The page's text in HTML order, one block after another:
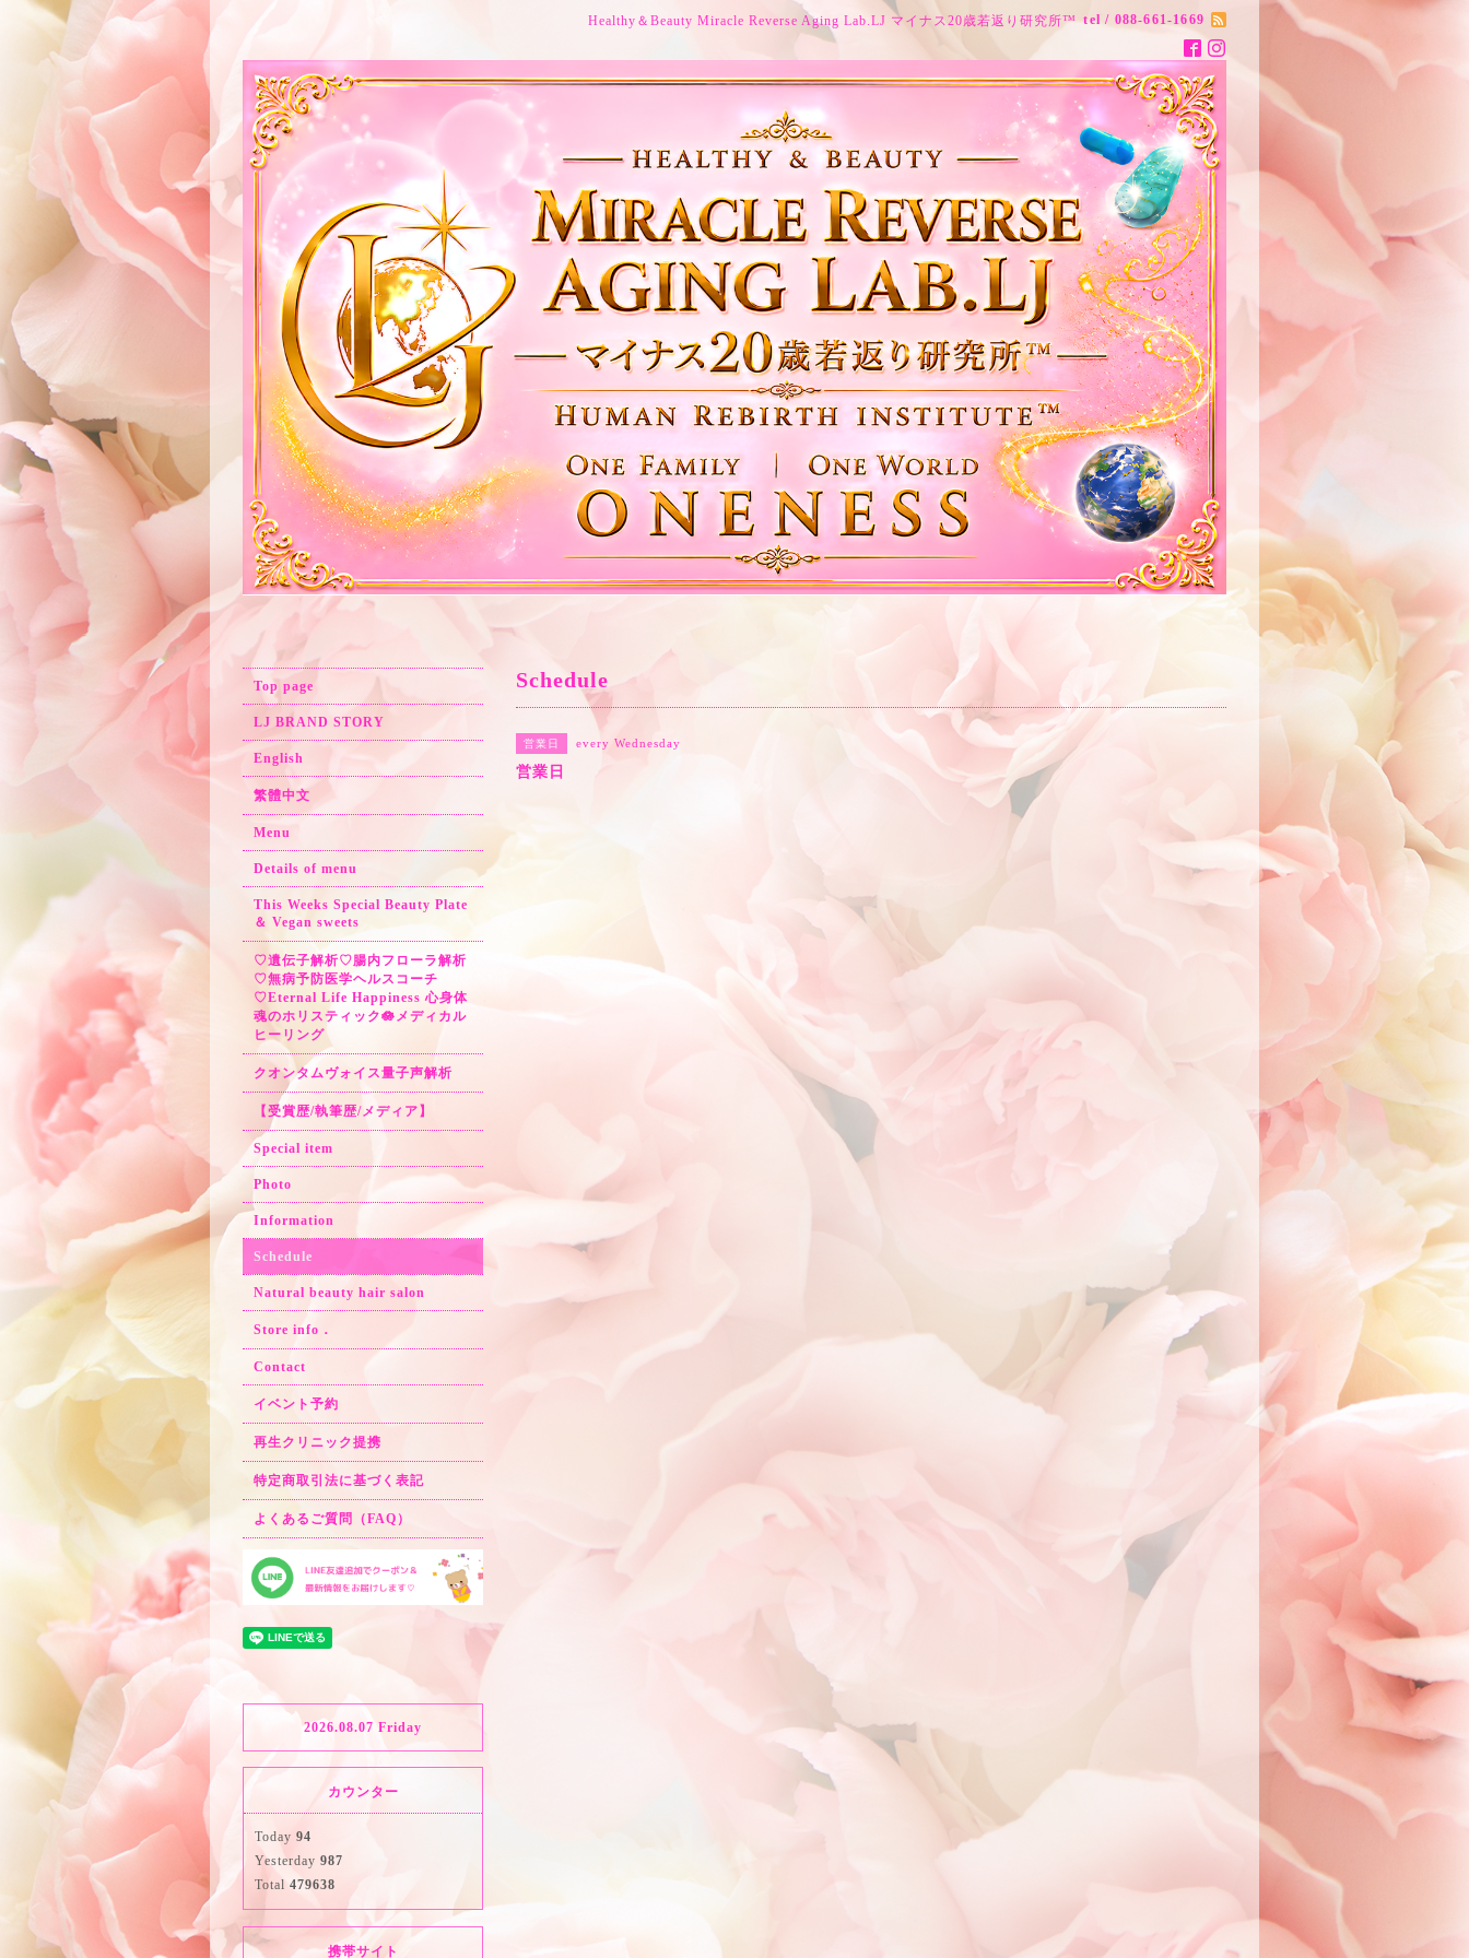
Healthy＆Beauty Miracle Reverse Aging Lab.LJ マイナス20歳若返り研究所™ tel / 088-661-1669
Schedule
営業日 every Wednesday
営業日
Top page
LJ BRAND STORY
English
繁體中文
Menu
Details of menu
This Weeks Special Beauty Plate
＆ Vegan sweets
♡遺伝子解析♡腸内フローラ解析
♡無病予防医学ヘルスコーチ
♡Eternal Life Happiness 心身体
魂のホリスティック🪷メディカル
ヒーリング
クオンタムヴォイス量子声解析
【受賞歴/執筆歴/メディア】
Special item
Photo
Information
Schedule
Natural beauty hair salon
Store info．
Contact
イベント予約
再生クリニック提携
特定商取引法に基づく表記
よくあるご質問（FAQ）
2026.08.07 Friday
カウンター
Today 94
Yesterday 987
Total 479638
携帯サイト